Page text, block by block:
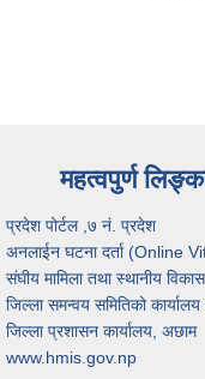
महत्वपुर्ण
प्रदेश पोर्टल ,७ नं. प्रदेश
अनलाईन घटना दर्ता (Online
संघीय मामिला तथा स्थानीय
जिल्ला समन्वय समितिको
जिल्ला प्रशासन कार्यालय, अछाम
www.hmis.gov.np